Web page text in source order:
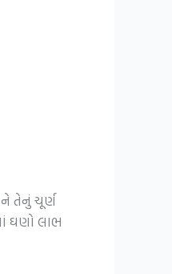
તેનું ચૂર્ણ
ઘણો લાભ